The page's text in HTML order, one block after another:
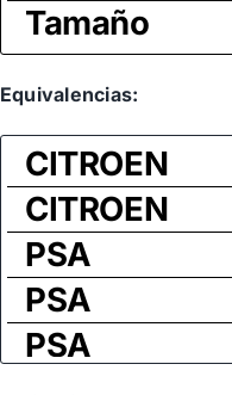
Tamaño
rosca
Medida
de rosca
(rótula
axial)
Equivalencias:
CITROEN
CITROEN
PSA
PSA
PSA